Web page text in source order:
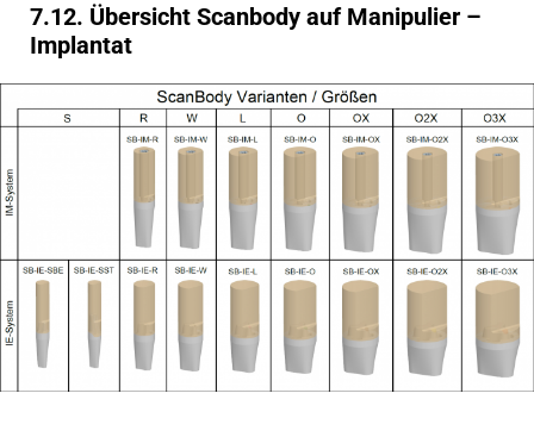
7.12. Übersicht Scanbody auf Manipulier –
Implantat